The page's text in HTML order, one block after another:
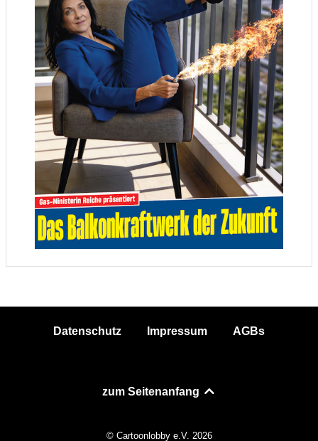
Datenschutz Impressum AGBs
zum Seitenanfang
© Cartoonlobby e.V. 2026